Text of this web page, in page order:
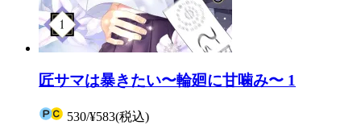
匠サマは暴きたい〜輪廻に甘噛み〜 1
530/¥583(税込)